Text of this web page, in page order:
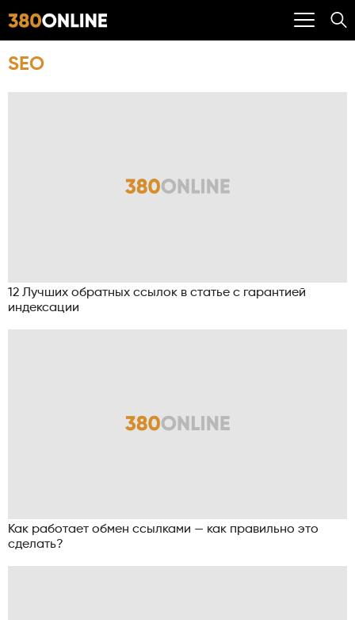
SEO
12 Лучших обратных ссылок в статье с гарантией
индексации
Как работает обмен ссылками — как правильно это
сделать?